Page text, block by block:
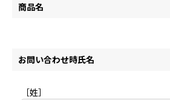
商品名
お問い合わせ時氏名
［姓］